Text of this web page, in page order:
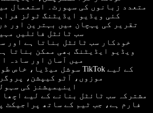
متعدد زبانوں کی سپورٹ۔ استعمال
کئی ویڈیو ایڈیٹنگ ٹولز
سب ٹائٹل فائلیں
ویڈیو ایڈیٹنگ بھی ممکن بناتا
میں آسان اور سادہ
موزوں، آٹو کیپشن،
اینیمیشنز کی
فارم ہے، جب ٹیم کے ساتھ پراجیکٹ